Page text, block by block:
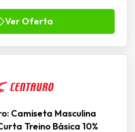
Ver Oferta
Camiseta Masculina
Treino Básica 10%